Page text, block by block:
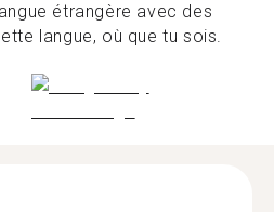
étrangère avec des
langue, où que tu sois.